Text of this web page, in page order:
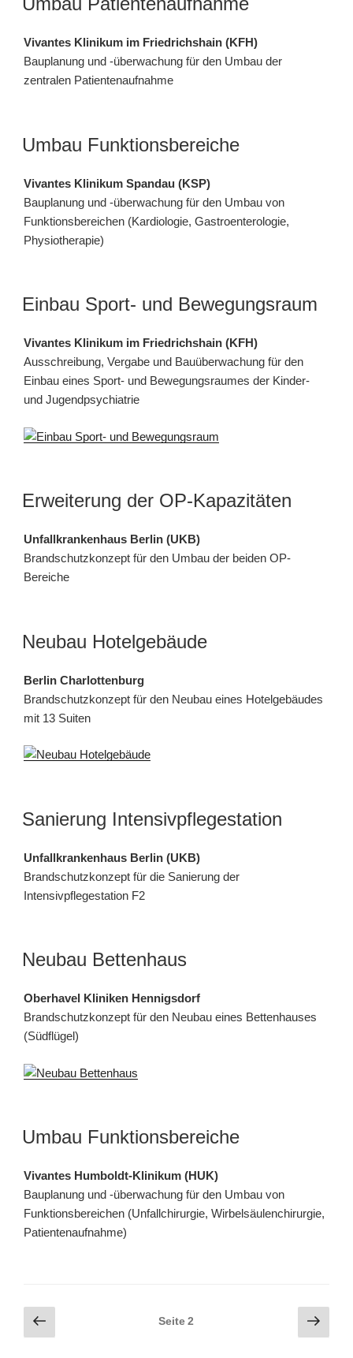
Vivantes Klinikum im Friedrichshain (KFH)
Bauplanung und -überwachung für den Umbau der
zentralen Patientenaufnahme
Umbau Funktionsbereiche
Vivantes Klinikum Spandau (KSP)
Bauplanung und -überwachung für den Umbau von
Funktionsbereichen (Kardiologie, Gastroenterologie,
Physiotherapie)
Einbau Sport- und Bewegungsraum
Vivantes Klinikum im Friedrichshain (KFH)
Ausschreibung, Vergabe und Bauüberwachung für den
Einbau eines Sport- und Bewegungsraumes der Kinder-
und Jugendpsychiatrie
Erweiterung der OP-Kapazitäten
Unfallkrankenhaus Berlin (UKB)
Brandschutzkonzept für den Umbau der beiden OP-
Bereiche
Neubau Hotelgebäude
Berlin Charlottenburg
Brandschutzkonzept für den Neubau eines Hotelgebäudes
mit 13 Suiten
Sanierung Intensivpflegestation
Unfallkrankenhaus Berlin (UKB)
Brandschutzkonzept für die Sanierung der
Intensivpflegestation F2
Neubau Bettenhaus
Oberhavel Kliniken Hennigsdorf
Brandschutzkonzept für den Neubau eines Bettenhauses
(Südflügel)
Umbau Funktionsbereiche
Vivantes Humboldt-Klinikum (HUK)
Bauplanung und -überwachung für den Umbau von
Funktionsbereichen (Unfallchirurgie, Wirbelsäulenchirurgie,
Patientenaufnahme)
Seitennummerierung
der
Vorherige
Seite
Seite2
Seite